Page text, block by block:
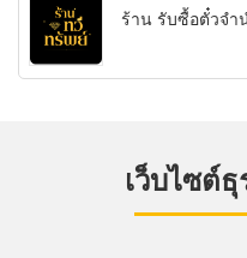
ร้าน รับซื้อตั๋วจำ
เว็บไซต์